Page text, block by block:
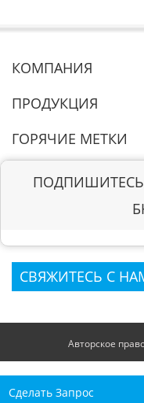
КОМПАНИЯ
ПРОДУКЦИЯ
ГОРЯЧИЕ МЕТКИ
СВЯЖИТЕСЬ С
Авторское
Сделать Запрос